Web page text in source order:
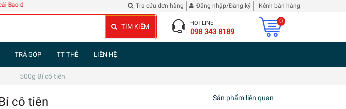
thẻ nhân viên 108 | 60 tập truyện tranh Tam Quốc Diễn Nghĩa Đừng phê bình tôi | 2 chai Rượu Vang Hibiscus Roselle
Tra cứu đơn hàng Đăng nhập/Đăng ký Kênh bán hàng
TÌM KIẾM HOTLINE
098 343 8189
0
TRẢ GÓP TT THẺ LIÊN HỆ
500g Bí cô tiên
cô tiên Sản phẩm liên quan